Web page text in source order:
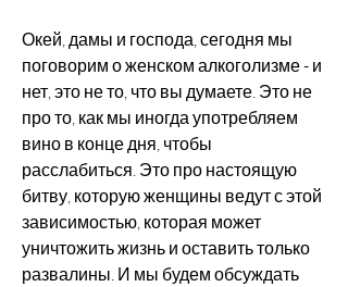
Окей, дамы и господа, сегодня мы
поговорим о женском алкоголизме - и
нет, это не то, что вы думаете. Это не
про то, как мы иногда употребляем
вино в конце дня, чтобы
расслабиться. Это про настоящую
битву, которую женщины ведут с этой
зависимостью, которая может
уничтожить жизнь и оставить только
развалины. И мы будем обсуждать